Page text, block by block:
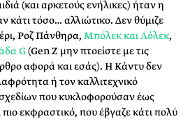
(και αρκετούς ενήλικες) ήταν η
τόσο… αλλιώτικο. Δεν θύμιζε
Ροζ Πάνθηρα, Mπόλεκ και Λόλεκ,
G(Gen Z μην πτοείστε με τις
αφορά και εσάς). Η Κάντυ δεν
ή τον καλλιτεχνικό
που κυκλοφορούσαν έως
πιο εκφραστικό, που έβγαζε κάτι πολύ